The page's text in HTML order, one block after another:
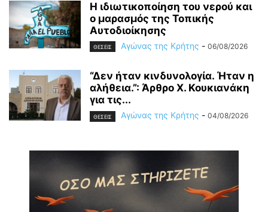
Η ιδιωτικοποίηση του νερού και
ο μαρασμός της Τοπικής
Αυτοδιοίκησης
ΘΕΣΕΙΣ Αγώνας της Κρήτης - 06/08/2026
“Δεν ήταν κινδυνολογία. Ήταν η
αλήθεια.”: Άρθρο Χ. Κουκιανάκη
για τις...
ΘΕΣΕΙΣ Αγώνας της Κρήτης - 04/08/2026